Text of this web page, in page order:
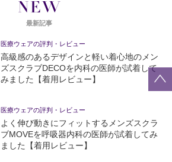
NEW
最新記事
医療ウェアの評判・レビュー
高級感のあるデザインと軽い着心地のメン
ズスクラブDECOを内科の医師が試着して
みました【着用レビュー】
医療ウェアの評判・レビュー
よく伸び動きにフィットするメンズスクラ
ブMOVEを呼吸器内科の医師が試着してみ
ました【着用レビュー】